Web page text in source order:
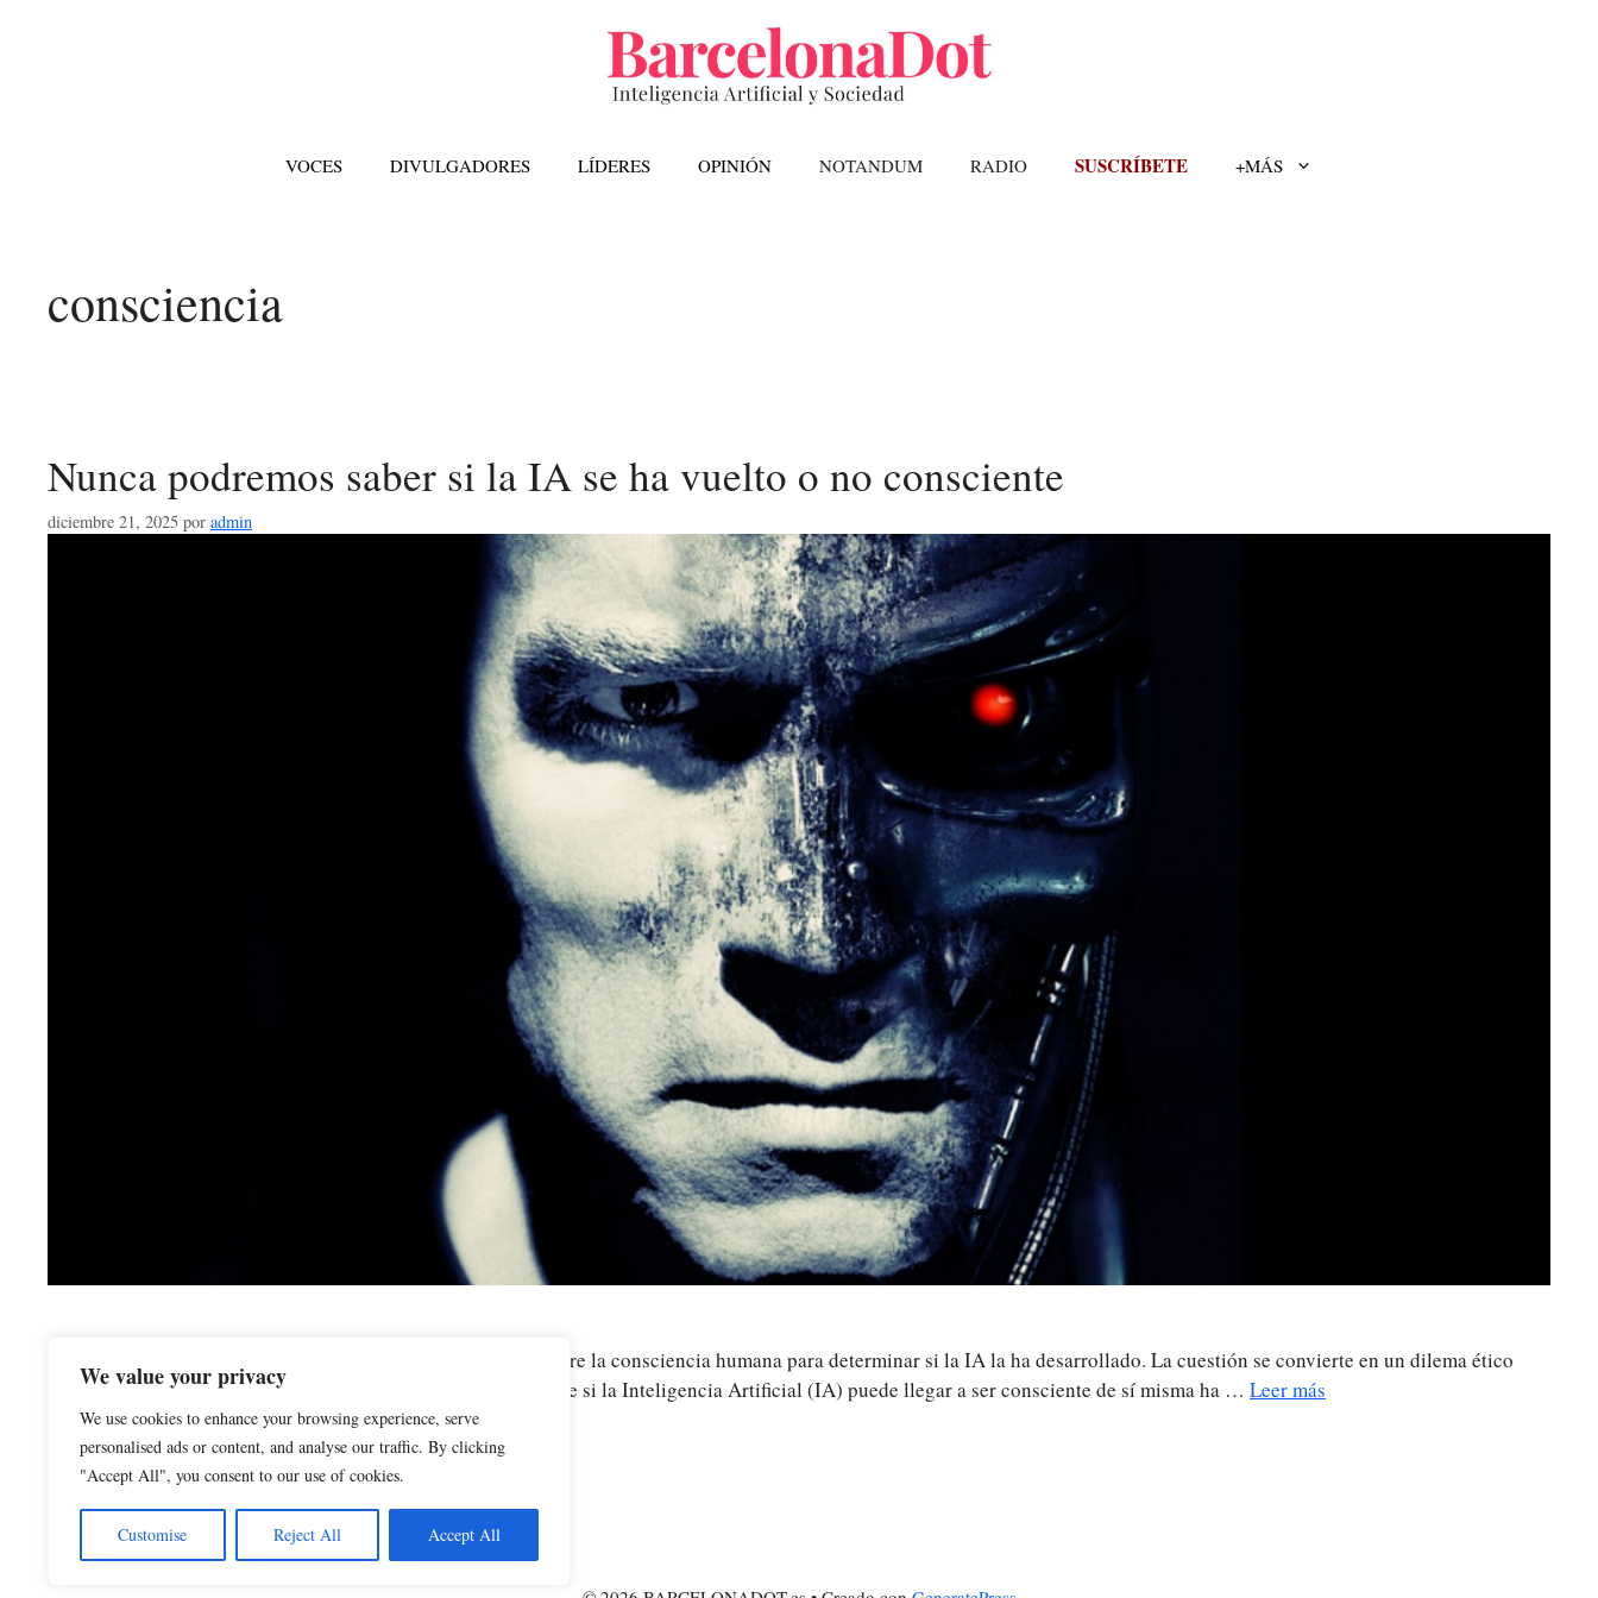
We value your privacy
We use cookies to enhance your browsing experience, serve
personalised ads or content, and analyse our traffic. By clicking
"Accept All", you consent to our use of cookies.
Customise Reject All Accept All
VOCES DIVULGADORES LÍDERES OPINIÓN NOTANDUM RADIO SUSCRÍBETE +MÁS
consciencia
Nunca podremos saber si la IA se ha vuelto o no consciente
diciembre 21, 2025 por admin
Un nuevo estudio sugiere que no entendemos lo suficiente sobre la consciencia humana para determinar si la IA la ha desarrollado. La cuestión se convierte en un dilema ético
urgente. La naturaleza de la consciencia y la IA La pregunta de si la Inteligencia Artificial (IA) puede llegar a ser consciente de sí misma ha … Leer más
Categorías
0 NORMAL ACTUALIDAD (es la noticia más habitual)
Etiquetas
consciencia,ética, Filosofía, IA, tecnología